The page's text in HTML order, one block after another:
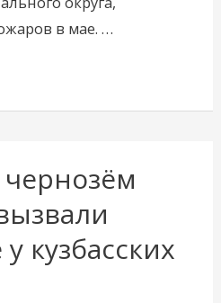
в мае. …
кузбасских